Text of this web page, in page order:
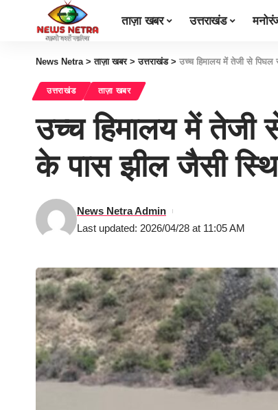
ताज़ा खबर उत्तराखंड
News Netra>ताज़ा खबर>उत्तराखंड> उच्च हिमालय में तेजी से पिघल
उत्तराखंड ताज़ा खबर
उच्च हिमालय में तेजी
के पास झील जैसी
Last updated: 2026/04/28 at 11:05 AM
News Netra Admin